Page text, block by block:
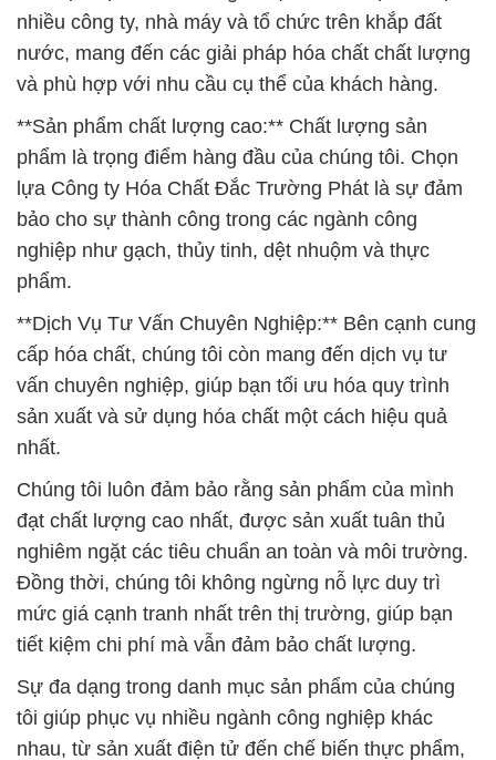
phẩm là trọng điểm hàng đầu của chúng tôi. Chọn
lựa Công ty Hóa Chất Đắc Trường Phát là sự đảm
bảo cho sự thành công trong các ngành công
nghiệp như gạch, thủy tinh, dệt nhuộm và thực
phẩm.
**Dịch Vụ Tư Vấn Chuyên Nghiệp:** Bên cạnh cung
cấp hóa chất, chúng tôi còn mang đến dịch vụ tư
vấn chuyên nghiệp, giúp bạn tối ưu hóa quy trình
sản xuất và sử dụng hóa chất một cách hiệu quả
nhất.
Chúng tôi luôn đảm bảo rằng sản phẩm của mình
đạt chất lượng cao nhất, được sản xuất tuân thủ
nghiêm ngặt các tiêu chuẩn an toàn và môi trường.
Đồng thời, chúng tôi không ngừng nỗ lực duy trì
mức giá cạnh tranh nhất trên thị trường, giúp bạn
tiết kiệm chi phí mà vẫn đảm bảo chất lượng.
Sự đa dạng trong danh mục sản phẩm của chúng
tôi giúp phục vụ nhiều ngành công nghiệp khác
nhau, từ sản xuất điện tử đến chế biến thực phẩm,
đồng thời đảm bảo tuân thủ tiêu chuẩn an toàn và
môi trường.
– **Hormone thú y:** Chúng tôi cung cấp hormone
thú y cao cấp để hỗ trợ sự phát triển và tăng cường